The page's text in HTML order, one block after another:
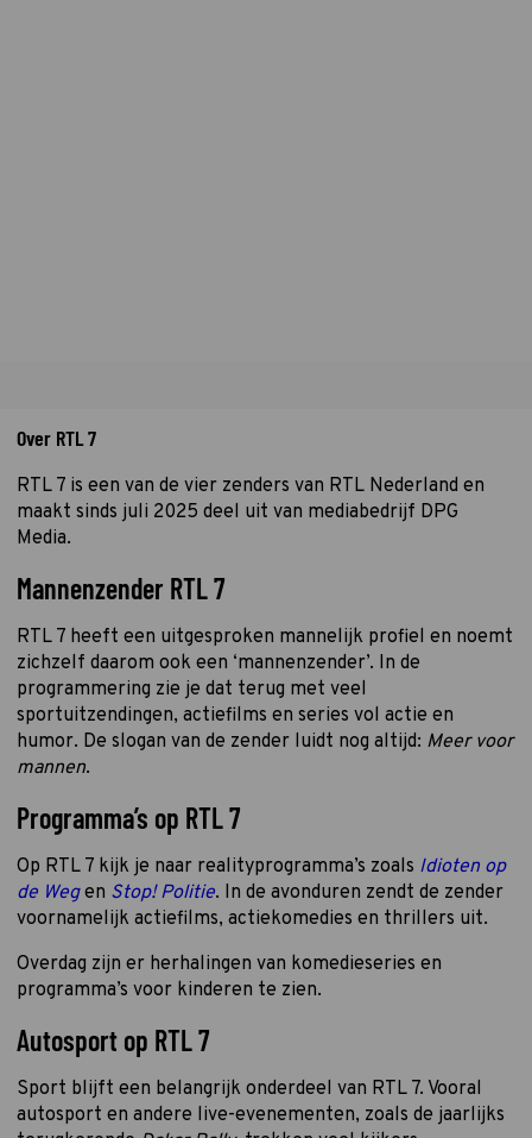
Over RTL 7
RTL 7 is een van de vier zenders van RTL Nederland en
maakt sinds juli 2025 deel uit van mediabedrijf DPG
Media.
Mannenzender RTL 7
RTL 7 heeft een uitgesproken mannelijk profiel en noemt
zichzelf daarom ook een ‘mannenzender’. In de
programmering zie je dat terug met veel
sportuitzendingen, actiefilms en series vol actie en
humor. De slogan van de zender luidt nog altijd: Meer voor
mannen.
Programma’s op RTL 7
Op RTL 7 kijk je naar realityprogramma’s zoals Idioten op
de Wegen Stop! Politie. In de avonduren zendt de zender
voornamelijk actiefilms, actiekomedies en thrillers uit.
Overdag zijn er herhalingen van komedieseries en
programma’s voor kinderen te zien.
Autosport op RTL 7
Sport blijft een belangrijk onderdeel van RTL 7. Vooral
autosport en andere live-evenementen, zoals de jaarlijks